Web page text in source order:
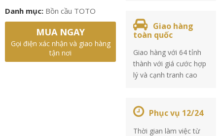
Danh mục: Bồn cầu TOTO
MUA NGAY
Gọi điện xác nhận và giao hàng
tận nơi
Giao hàng
toàn quốc
Giao hàng với 64 tỉnh
thành với giá cước hợp
lý và cạnh tranh cao
Phục vụ 12/24
Thời gian làm việc từ